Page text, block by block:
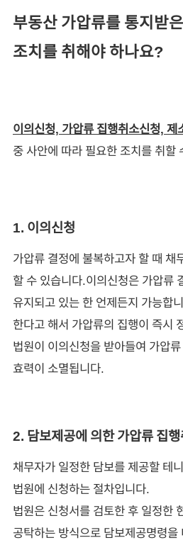
부동산 가압류를 통지받
조치를 취해야 하나요?
이의신청, 가압류 집행취소신청,
중 사안에 따라 필요한 조치를 취할
1. 이의신청
가압류 결정에 불복하고자 할 때 채
할 수 있습니다.이의신청은 가압류
유지되고 있는 한 언제든지 가능합
한다고 해서 가압류의 집행이 즉시
법원이 이의신청을 받아들여 가압
효력이 소멸됩니다.
2. 담보제공에 의한 가압류 집
채무자가 일정한 담보를 제공할 테
법원에 신청하는 절차입니다.
법원은 신청서를 검토한 후 일정한
공탁하는 방식으로 담보제공명령을